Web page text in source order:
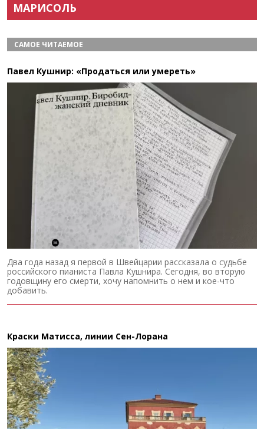
МАРИСОЛЬ
САМОЕ ЧИТАЕМОЕ
Павел Кушнир: «Продаться или умереть»
Два года назад я первой в Швейцарии рассказала о судьбе
российского пианиста Павла Кушнира. Сегодня, во вторую
годовщину его смерти, хочу напомнить о нем и кое-что
добавить.
Краски Матисса, линии Сен-Лорана